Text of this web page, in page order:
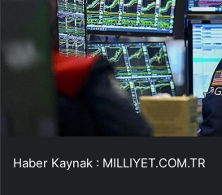
Haber Kaynak : MILLIYET.COM.TR